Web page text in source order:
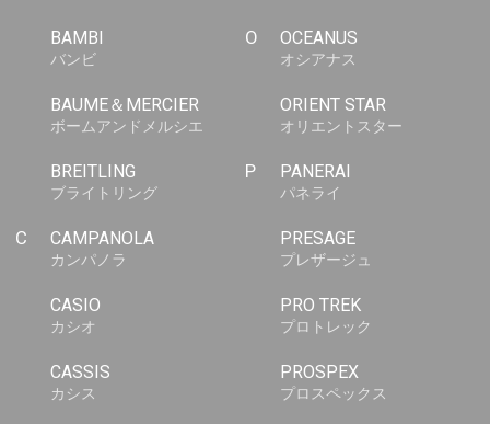
BAMBI
バンビ
BAUME＆MERCIER
ボームアンドメルシエ
BREITLING
ブライトリング
C CAMPANOLA
カンパノラ
CASIO
カシオ
CASSIS
カシス
O OCEANUS
オシアナス
ORIENT STAR
オリエントスター
P PANERAI
パネライ
PRESAGE
プレザージュ
PRO TREK
プロトレック
PROSPEX
プロスペックス